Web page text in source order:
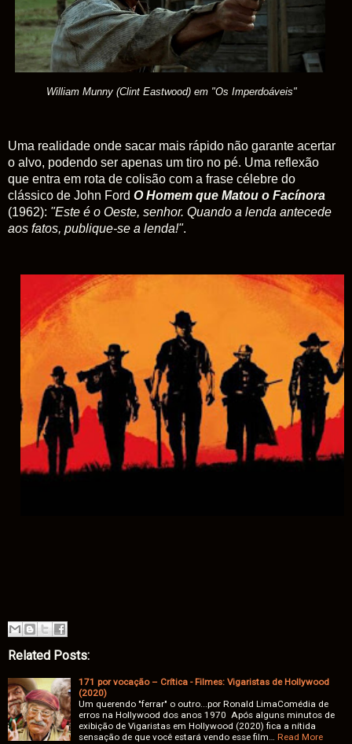
William Munny (Clint Eastwood) em "Os Imperdoáveis"
Uma realidade onde sacar mais rápido não garante acertar
o alvo, podendo ser apenas um tiro no pé. Uma reflexão
que entra em rota de colisão com a frase célebre do
clássico de John Ford O Homem que Matou o Facínora
(1962): "Este é o Oeste, senhor. Quando a lenda antecede
aos fatos, publique-se a lenda!".
Related Posts:
171 por vocação – Crítica - Filmes: Vigaristas de Hollywood
(2020)
Um querendo "ferrar" o outro...por Ronald LimaComédia de
erros na Hollywood dos anos 1970 Após alguns minutos de
exibição de Vigaristas em Hollywood (2020) fica a nítida
sensação de que você estará vendo esse film… Read More